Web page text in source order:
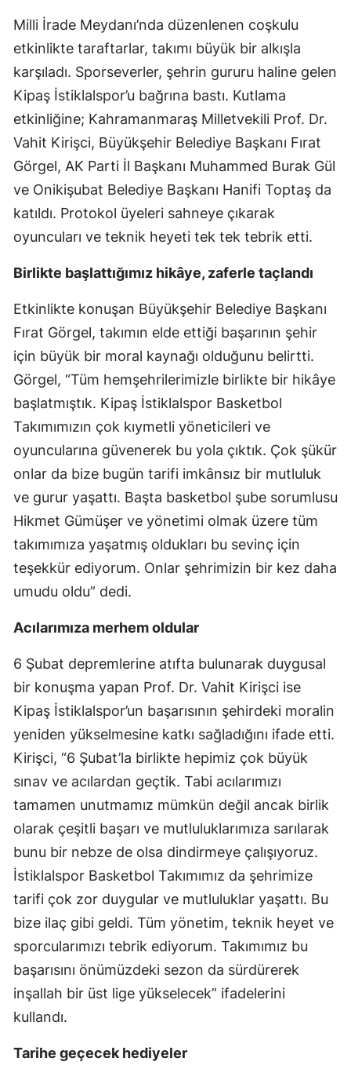
Milli İrade Meydanı’nda düzenlenen coşkulu
etkinlikte taraftarlar, takımı büyük bir alkışla
karşıladı. Sporseverler, şehrin gururu haline gelen
Kipaş İstiklalspor’u bağrına bastı. Kutlama
etkinliğine; Kahramanmaraş Milletvekili Prof. Dr.
Vahit Kirişci, Büyükşehir Belediye Başkanı Fırat
Görgel, AK Parti İl Başkanı Muhammed Burak Gül
ve Onikişubat Belediye Başkanı Hanifi Toptaş da
katıldı. Protokol üyeleri sahneye çıkarak
oyuncuları ve teknik heyeti tek tek tebrik etti.
Birlikte başlattığımız hikâye, zaferle taçlandı
Etkinlikte konuşan Büyükşehir Belediye Başkanı
Fırat Görgel, takımın elde ettiği başarının şehir
için büyük bir moral kaynağı olduğunu belirtti.
Görgel, “Tüm hemşehrilerimizle birlikte bir hikâye
başlatmıştık. Kipaş İstiklalspor Basketbol
Takımımızın çok kıymetli yöneticileri ve
oyuncularına güvenerek bu yola çıktık. Çok şükür
onlar da bize bugün tarifi imkânsız bir mutluluk
ve gurur yaşattı. Başta basketbol şube sorumlusu
Hikmet Gümüşer ve yönetimi olmak üzere tüm
takımımıza yaşatmış oldukları bu sevinç için
teşekkür ediyorum. Onlar şehrimizin bir kez daha
umudu oldu” dedi.
Acılarımıza merhem oldular
6 Şubat depremlerine atıfta bulunarak duygusal
bir konuşma yapan Prof. Dr. Vahit Kirişci ise
Kipaş İstiklalspor’un başarısının şehirdeki moralin
yeniden yükselmesine katkı sağladığını ifade etti.
Kirişci, “6 Şubat’la birlikte hepimiz çok büyük
sınav ve acılardan geçtik. Tabi acılarımızı
tamamen unutmamız mümkün değil ancak birlik
olarak çeşitli başarı ve mutluluklarımıza sarılarak
bunu bir nebze de olsa dindirmeye çalışıyoruz.
İstiklalspor Basketbol Takımımız da şehrimize
tarifi çok zor duygular ve mutluluklar yaşattı. Bu
bize ilaç gibi geldi. Tüm yönetim, teknik heyet ve
sporcularımızı tebrik ediyorum. Takımımız bu
başarısını önümüzdeki sezon da sürdürerek
inşallah bir üst lige yükselecek” ifadelerini
kullandı.
Tarihe geçecek hediyeler